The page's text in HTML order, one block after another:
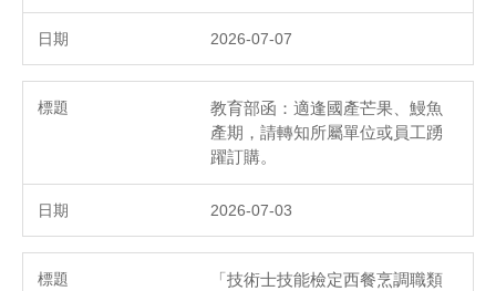
2026-07-07
教育部函：適逢國產芒果、鰻魚
產期，請轉知所屬單位或員工踴
躍訂購。
2026-07-03
「技術士技能檢定西餐烹調職類